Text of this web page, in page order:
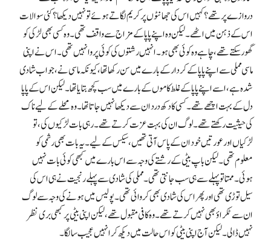
دروازے پر تھے؟ کہیں اس کی جھانٹوں پر کریم لگاتے ہوئے تو نہیں دیکھا؟ کئی سوالات
اس کے ذہن میں اٹھے۔ لیکن وہ اپنے پاپا کے مزاج سے واقف تھی۔ وہ کسی بھی لڑکی کو
گھور سکتے تھے، چاہے وہ کوئی بھی ہو۔ انہیں رشتوں کی کوئی پروا نہیں تھی۔ اس نے اپنی
ماسی مملی سے اپنے پاپا کے کردار کے بارے میں سن رکھا تھا، کیونکہ ماسی نے، جو اب شادی
شدہ ہے، اسے اپنے پاپا کے غلط کاموں کے بارے میں سب کچھ بتایا تھا۔ لیکن اس کے پاپا
دل کے بہت اچھے تھے۔ کسی کا دکھ درد ان سے دیکھا نہیں جاتا تھا۔ وہ محلے کے لیے ناک
کی حیثیت رکھتے تھے۔ لوگ ان کی بہت عزت کرتے تھے۔ رہی بات لڑکیوں کی، تو
لڑکیاں اور عورتیں خود ان کے پاس آتی تھیں، سیکس کے لیے۔ یہ بات بھی رشمی کو
معلوم تھی۔ لیکن باپ بیٹی کے رشتے کی وجہ سے اس بارے میں کبھی کوئی بات نہیں
ہوئی۔ ممتا تو پہلے سے ہی سب جانتی تھی۔ مملی کی شادی سے پہلے رنجیت نے ہی اس کی
سیل توڑی تھی اور پھر اس کی شادی بھی کروائی تھی۔ پولیس میں ہونے کی وجہ سے لوگ
ان سے ٹکراؤ بھی نہیں کرتے تھے۔ وہ کافی مقبول تھے، لیکن اپنی بیٹی پر کبھی بری نظر
نہیں ڈالی۔ لیکن آج اپنی بیٹی کو اس حالت میں دیکھ کر انہیں عجیب سا لگا۔